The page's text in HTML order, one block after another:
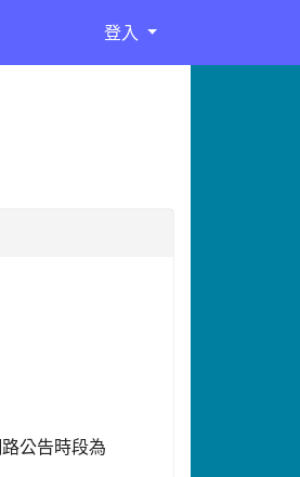
登入
公告時段為